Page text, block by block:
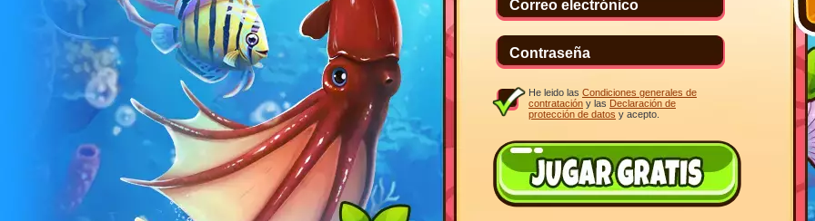
He leido las Condiciones generales de
contratación y las Declaración de
protección de datos y acepto.